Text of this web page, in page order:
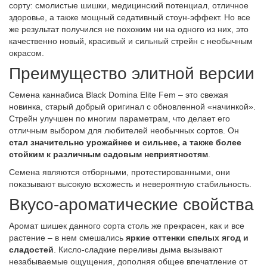
сорту: смолистые шишки, медицинский потенциал, отличное
здоровье, а также мощный седативный стоун-эффект. Но все
же результат получился не похожим ни на одного из них, это
качественно новый, красивый и сильный стрейн с необычным
окрасом.
Преимущество элитной версии
Семена каннабиса Black Domina Elite Fem – это свежая
новинка, старый добрый оригинал с обновленной «начинкой».
Стрейн улучшен по многим параметрам, что делает его
отличным выбором для любителей необычных сортов. Он
стал значительно урожайнее и сильнее, а также более
стойким к различным садовым неприятностям
Семена являются отборными, протестированными, они
показывают высокую всхожесть и невероятную стабильность.
Вкусо-ароматические свойства
Аромат шишек данного сорта столь же прекрасен, как и все
растение – в нем смешались яркие оттенки спелых ягод и
сладостей . Кисло-сладкие переливы дыма вызывают
незабываемые ощущения, дополняя общее впечатление от